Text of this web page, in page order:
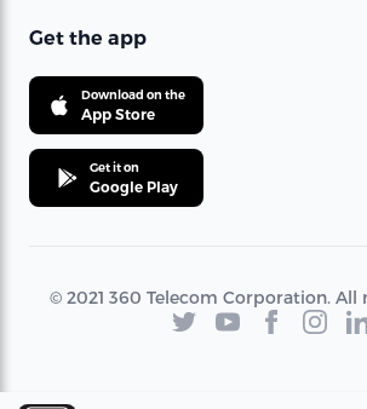
Get the app
Download on the
App Store
Get it on
Google Play
© 2021 360 Telecom Corporation. All